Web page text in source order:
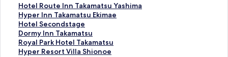
Hotel Route Inn Takamatsu Yashima
H
o
t
e
l
R
Hyper Inn Takamatsu Ekimae
H
y
p
e
r
Hotel Secondstage
H
o
t
e
Dormy Inn Takamatsu
D
o
r
Royal Park Hotel Takamatsu
R
o
Hyper Resort Villa Shionoe
H